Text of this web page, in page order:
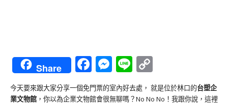
Share Facebook
Messenger
Line
Link
今天要來跟大家分享一個免門票的室內好去處， 就是位於林口的台塑企
業文物館 ，你以為企業文物館會很無聊嗎？No No No！我跟你說，這裡